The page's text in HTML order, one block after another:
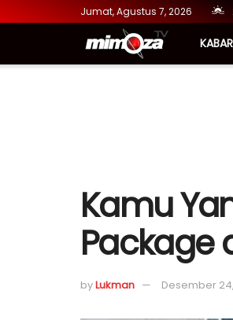
Jumat, Agustus 7, 2026
Kamu
Package
byLukman Desember